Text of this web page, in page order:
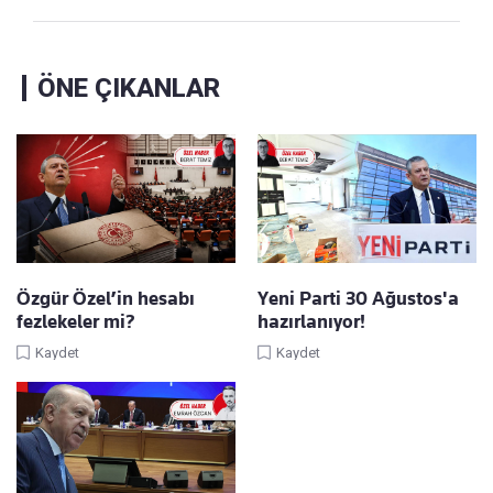
ÖNE ÇIKANLAR
Özgür Özel’in hesabı
fezlekeler mi?
Kaydet
Yeni Parti 30 Ağustos'a
hazırlanıyor!
Kaydet